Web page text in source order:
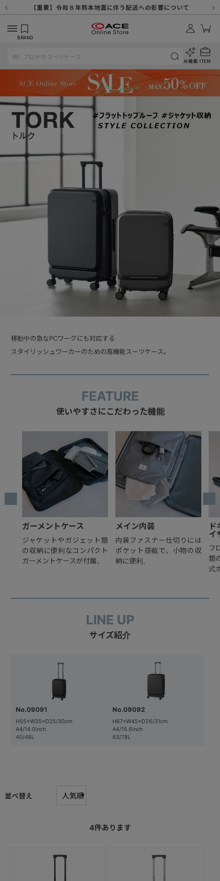
【重要】令和８年熊本地震に伴う配送への影響について
【重要】納品書・領収書ペーパーレス化（電子化）のお知らせ
【重要】天候不良や交通状況・物量増等に伴う配送への影響について
【重要】悪質な詐欺サイトにご注意ください
【重要】各種メールが届かない場合に関しまして
【重要】お問い合わせのご対応に関しまして
【重要】SNSのなりすまし詐欺にご注意ください
BRAND
AI検索 ITEM
移動中の急なPCワークにも対応する
スタイリッシュワーカーのための高機能スーツケース。
FEATURE
使いやすさにこだわった機能
ガーメントケース
ジャケットやガジェット類
の収納に便利なコンパクト
ガーメントケースが付属。
メイン内装
内装ファスナー仕切りには
ポケット搭載で、小物の収
納に便利。
ド
イ
フ
類
式
LINE UP
サイズ紹介
No.09091
H55×W35×D25/30cm
A4/14.0inch
40/48L
No.09092
H67×W45×D26/31cm
A4/15.6inch
63/78L
並べ替え
4件あります